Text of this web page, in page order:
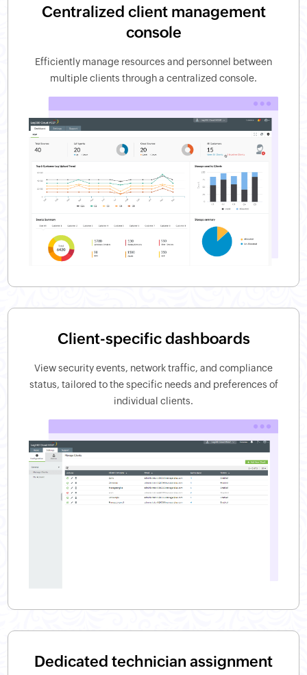
Centralized client management
console
Efficiently manage resources and personnel between
multiple clients through a centralized console.
Client-specific dashboards
View security events, network traffic, and compliance
status, tailored to the specific needs and preferences of
individual clients.
Dedicated technician assignment